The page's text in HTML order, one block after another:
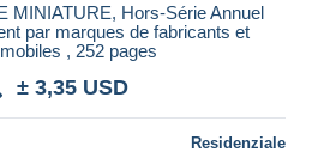
MINIATURE, Hors-Série Annuel
par marques de fabricants et
, 252 pages
± 3,35 USD
Residenziale